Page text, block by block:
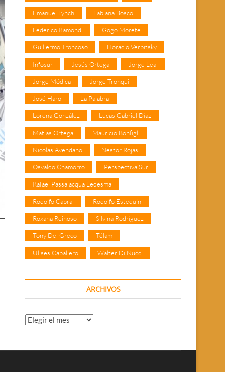
Emanuel Lynch Fabiana Bosco
Federico Ramondi Gogo Morete
Guillermo Troncoso Horacio Verbitsky
Infosur Jesús Ortega Jorge Leal
Jorge Módica Jorge Tronqui
José Haro La Palabra
Lorena González Lucas Gabriel Díaz
Matías Ortega Mauricio Bonfigli
Nicolás Avendaño Néstor Rojas
Osvaldo Chamorro Perspectiva Sur
Rafael Passalacqua Ledesma
Rodolfo Cabral Rodolfo Estequin
Roxana Reinoso Silvina Rodríguez
Tony Del Greco Télam
Ulises Caballero Walter Di Nucci
ARCHIVOS
Archivos